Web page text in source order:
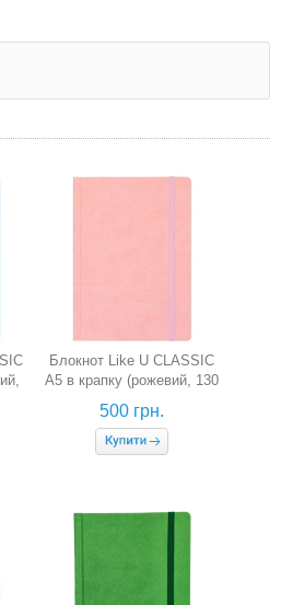
Блокнот Like U CLASSIC
A5 в крапку (рожевий, 130
г/м2)
500 грн.